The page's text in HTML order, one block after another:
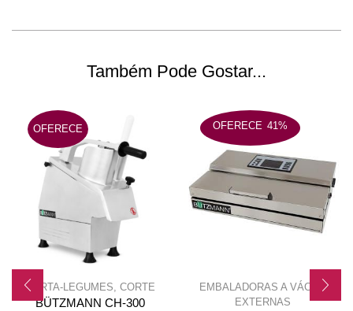
Também Pode Gostar...
OFERECE
CORTA-LEGUMES, CORTE
BÜTZMANN CH-300
OFERECE 41%
EMBALADORAS A VÁCUO
EXTERNAS